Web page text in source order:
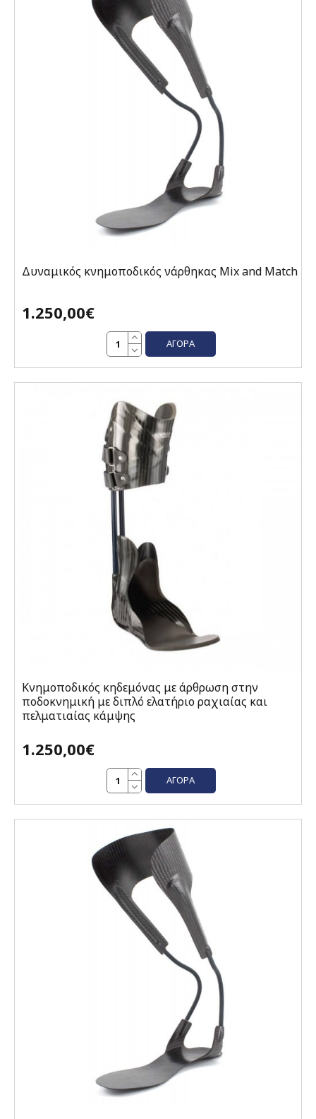
Δυναμικός κνημοποδικός νάρθηκας Mix and Match
1.250,00€
ΑΓΟΡΆ
Κνημοποδικός κηδεμόνας με άρθρωση στην
ποδοκνημική με διπλό ελατήριο ραχιαίας και
πελματιαίας κάμψης
1.250,00€
ΑΓΟΡΆ